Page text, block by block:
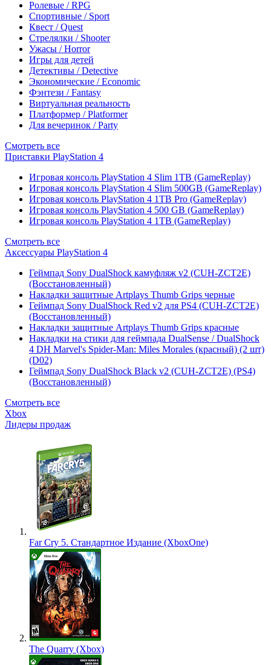
Ролевые / RPG
Спортивные / Sport
Квест / Quest
Стрелялки / Shooter
Ужасы / Horror
Игры для детей
Детективы / Detective
Экономические / Economic
Фэнтези / Fantasy
Виртуальная реальность
Платформер / Platformer
Для вечеринок / Party
Смотреть все
Приставки PlayStation 4
Игровая консоль PlayStation 4 Slim 1TB (GameReplay)
Игровая консоль PlayStation 4 Slim 500GB (GameReplay)
Игровая консоль PlayStation 4 1TB Pro (GameReplay)
Игровая консоль PlayStation 4 500 GB (GameReplay)
Игровая консоль PlayStation 4 1TB (GameReplay)
Смотреть все
Аксессуары PlayStation 4
Геймпад Sony DualShock камуфляж v2 (CUH-ZCT2E)
(Восстановленный)
Накладки защитные Artplays Thumb Grips черные
Геймпад Sony DualShock Red v2 для PS4 (CUH-ZCT2E)
(Восстановленный)
Накладки защитные Artplays Thumb Grips красные
Накладки на стики для геймпада DualSense / DualShock
4 DH Marvel's Spider-Man: Miles Morales (красный) (2 шт)
(D02)
Геймпад Sony DualShock Black v2 (CUH-ZCT2E) (PS4)
(Восстановленный)
Смотреть все
Xbox
Лидеры продаж
Far Cry 5. Стандартное Издание (XboxOne)
The Quarry (Xbox)